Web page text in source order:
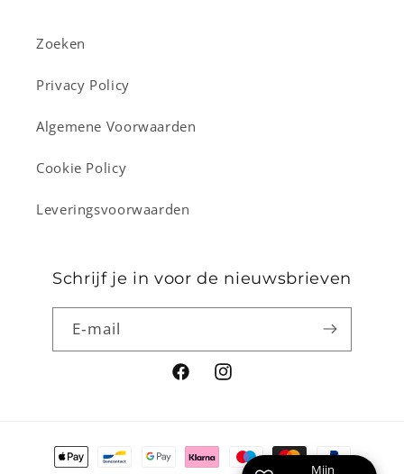
Zoeken
Privacy Policy
Algemene Voorwaarden
Cookie Policy
Leveringsvoorwaarden
Schrijf je in voor de nieuwsbrieven
E‑mail
FacebookInstagram
Betaalmethoden
Mijn